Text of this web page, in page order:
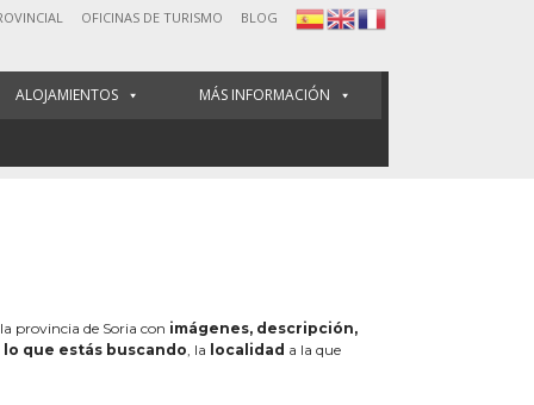
OFICINAS DE TURISMO BLOG
ALOJAMIENTOS MÁS INFORMACIÓN
provincia de Soria con imágenes, descripción,
lo que estás buscando, la localidad a la que